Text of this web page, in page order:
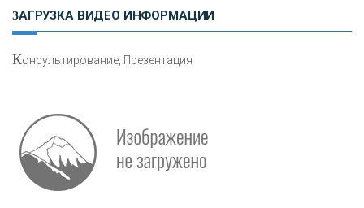
Работа мечты. Что банки делают для того, чтобы
привлечь и удержать персонал - «Интервью»
ЗАГРУЗКА ВИДЕО ИНФОРМАЦИИ
Консультирование, Презентация